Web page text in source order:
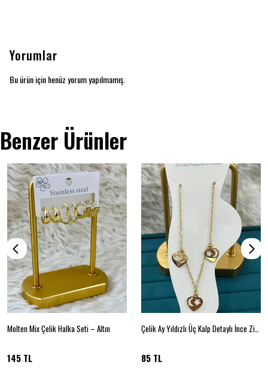
Yorumlar
Bu ürün için henüz yorum yapılmamış.
Benzer Ürünler
Molten Mix Çelik Halka Seti – Altın
145 TL
Çelik Ay Yıldızlı Üç Kalp Detaylı İnce Zincir Halhal
85 TL